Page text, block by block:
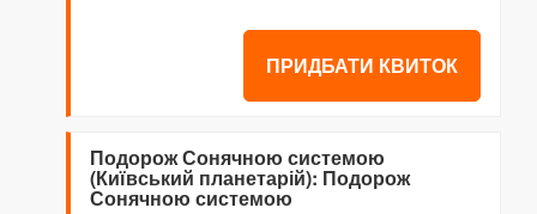
ПРИДБАТИ КВИТОК
Подорож Сонячною системою
(Київський планетарій): Подорож
Сонячною системою